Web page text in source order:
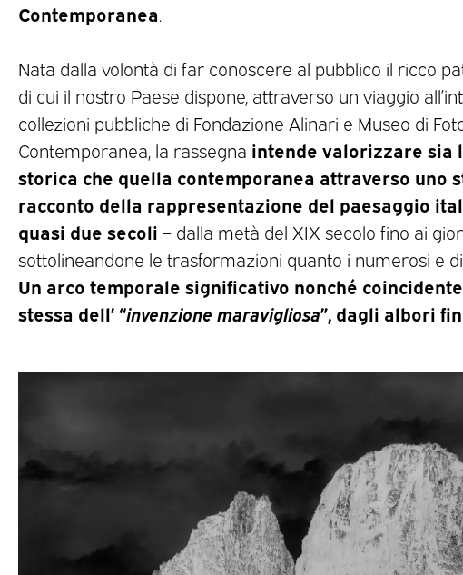
Contemporanea
Nata dalla volontà di far conoscere al pubblico il ricco
di cui il nostro Paese dispone, attraverso un viaggio
collezioni pubbliche di Fondazione Alinari e Museo di
Contemporanea, la rassegna intende valorizzare sia
storica che quella contemporanea attraverso uno
racconto della rappresentazione del paesaggio
quasi due secoli – dalla metà del XIX secolo fino ai
sottolineandone le trasformazioni quanto i numerosi e
Un arco temporale significativo nonché
stessa dell’ “invenzione maravigliosa”, dagli albori